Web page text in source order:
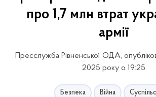
про 1,7 млн втрат
армії
Пресслужба Рівненської ОДА,
2025 року о 19:25
Безпека Війна